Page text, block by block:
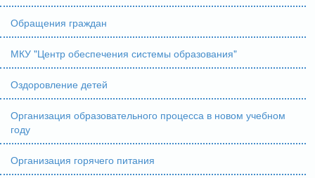
Обращения граждан
МКУ "Центр обеспечения системы образования"
Оздоровление детей
Организация образовательного процесса в новом учебном
году
Организация горячего питания